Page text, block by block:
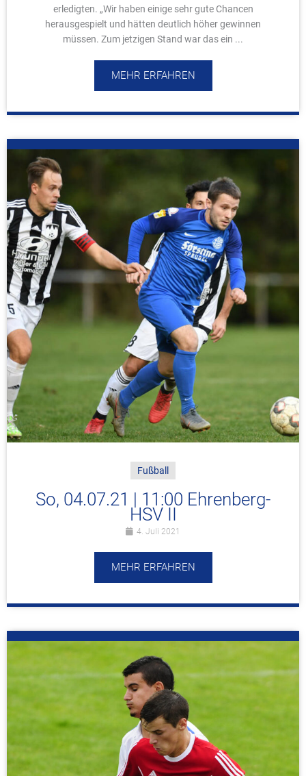
erledigten. „Wir haben einige sehr gute Chancen
herausgespielt und hätten deutlich höher gewinnen
müssen. Zum jetzigen Stand war das ein ...
MEHR ERFAHREN
Fußball
So, 04.07.21 | 11:00 Ehrenberg-
HSV II
4. Juli 2021
MEHR ERFAHREN